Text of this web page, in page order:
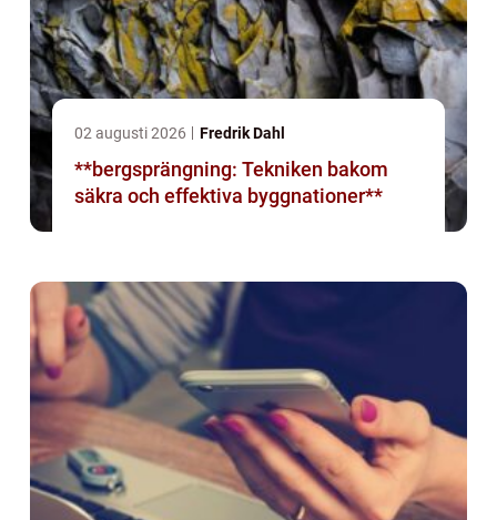
02 augusti 2026 Fredrik Dahl
**bergsprängning: Tekniken bakom
säkra och effektiva byggnationer**